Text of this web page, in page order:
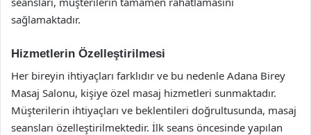
sağlamaktadır.
Hizmetlerin Özelleştirilmesi
Her bireyin ihtiyaçları farklıdır ve bu nedenle Adana Birey
Masaj Salonu, kişiye özel masaj hizmetleri sunmaktadır.
Müşterilerin ihtiyaçları ve beklentileri doğrultusunda, masaj
seansları özelleştirilmektedir. İlk seans öncesinde yapılan